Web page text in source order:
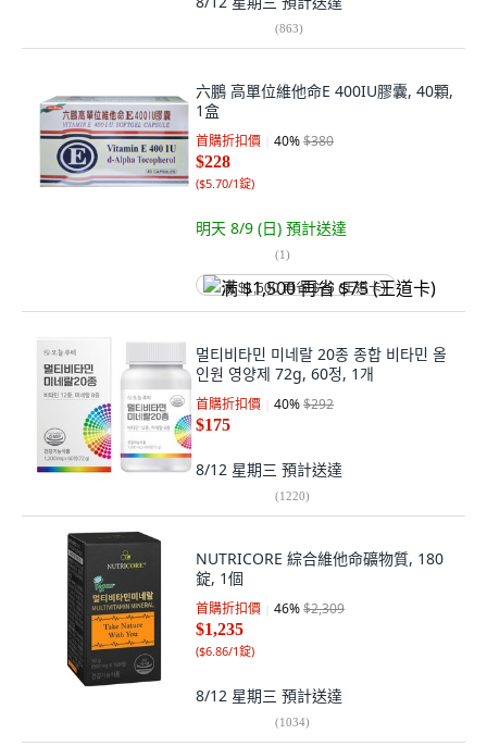
(863)
六鵬 高單位維他命E 400IU膠囊, 40顆,
1盒
首購折扣價 40%$380
$228
($5.70/1錠)
明天 8/9 (日) 預計送達
(1)
满 $1,500 再省 $75 (王道卡)
멀티비타민 미네랄 20종 종합 비타민 올
인원 영양제 72g, 60정, 1개
首購折扣價 40%$292
$175
8/12 星期三 預計送達
(1220)
NUTRICORE 綜合維他命礦物質, 180
錠, 1個
首購折扣價 46%$2,309
$1,235
($6.86/1錠)
8/12 星期三 預計送達
(1034)